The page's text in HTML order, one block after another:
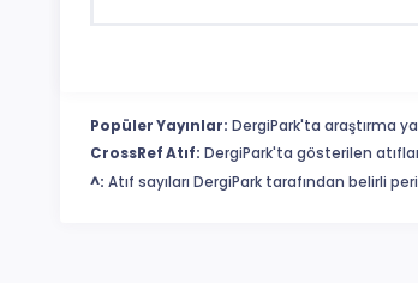
Popüler Yayınlar: DergiPark'ta araştırma
CrossRef Atıf: DergiPark'ta gösterilen
^: Atıf sayıları DergiPark tarafından belirli